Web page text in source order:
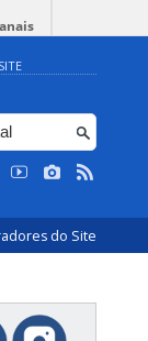
do Site